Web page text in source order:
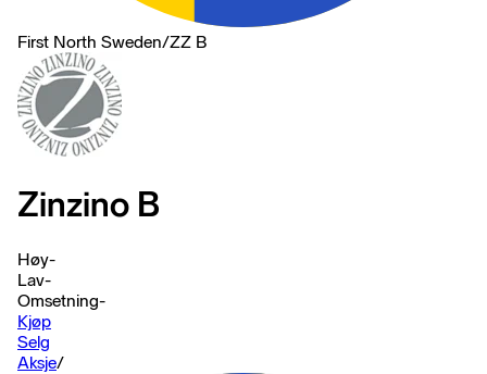
First North Sweden/ZZ B
Zinzino B
Høy-
Lav-
Omsetning-
Kjøp
Selg
Aksje/